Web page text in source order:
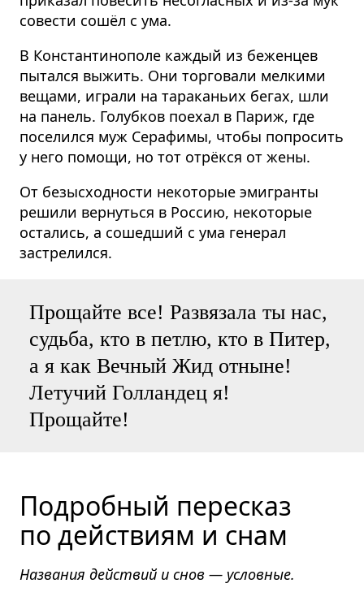
совести сошёл с ума.
В Константинополе каждый из беженцев
пытался выжить. Они торговали мелкими
вещами, играли на тараканьих бегах, шли
на панель. Голубков поехал в Париж, где
поселился муж Серафимы, чтобы попросить
у него помощи, но тот отрёкся от жены.
От безысходности некоторые эмигранты
решили вернуться в Россию, некоторые
остались, а сошедший с ума генерал
застрелился.
Прощайте все! Развязала ты нас,
судьба, кто в петлю, кто в Питер,
а я как Вечный Жид отныне!
Летучий Голландец я!
Прощайте!
Подробный пересказ
по действиям и снам
Названия действий и снов — условные.